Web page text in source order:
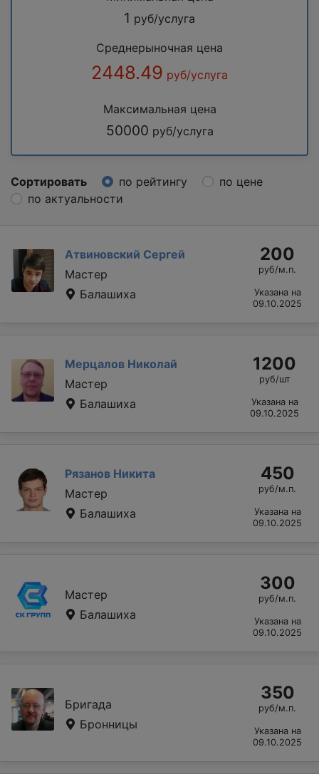
1 руб/услуга
Среднерыночная цена
2448.49 руб/услуга
Максимальная цена
50000 руб/услуга
Сортировать по рейтингу
по цене
по актуальности
Атвиновский Сергей
Мастер
Балашиха
200
руб/м.п.
Указана на
09.10.2025
Мерцалов Николай
Мастер
Балашиха
1200
руб/шт
Указана на
09.10.2025
Рязанов Никита
Мастер
Балашиха
450
руб/м.п.
Указана на
09.10.2025
Мастер
Балашиха
300
руб/м.п.
Указана на
09.10.2025
Бригада
Бронницы
350
руб/м.п.
Указана на
09.10.2025